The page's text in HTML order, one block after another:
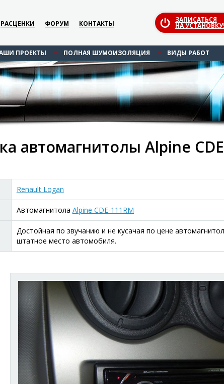
РАСЦЕНКИ ФОРУМ КОНТАКТЫ ЗАПИСАТЬСЯ
НА УСТАНОВКУ!
ПРОЕКТЫ ПОЛНАЯ ШУМОИЗОЛЯЦИЯ ВИДЫ РАБОТ
автомагнитолы Alpine
Renault Logan
Автомагнитола Alpine CDE-111RM
Достойная по звучанию и не кусачая по цене
штатное место автомобиля.